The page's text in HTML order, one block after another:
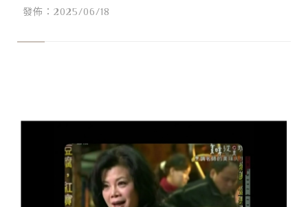
發佈：2025/06/18